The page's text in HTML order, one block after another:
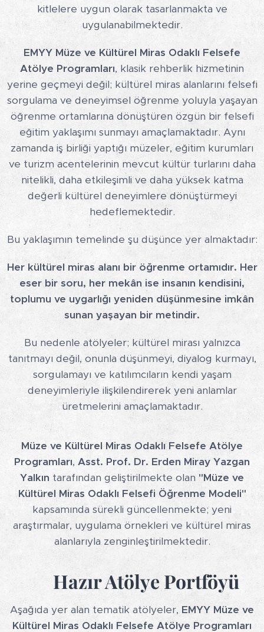
kitlelere uygun olarak tasarlanmakta ve
uygulanabilmektedir.
EMYY Müze ve Kültürel Miras Odaklı Felsefe
Atölye Programları, klasik rehberlik hizmetinin
yerine geçmeyi değil; kültürel miras alanlarını felsefi
sorgulama ve deneyimsel öğrenme yoluyla yaşayan
öğrenme ortamlarına dönüştüren özgün bir felsefi
eğitim yaklaşımı sunmayı amaçlamaktadır. Aynı
zamanda iş birliği yaptığı müzeler, eğitim kurumları
ve turizm acentelerinin mevcut kültür turlarını daha
nitelikli, daha etkileşimli ve daha yüksek katma
değerli kültürel deneyimlere dönüştürmeyi
hedeflemektedir.
Bu yaklaşımın temelinde şu düşünce yer almaktadır:
Her kültürel miras alanı bir öğrenme ortamıdır. Her
eser bir soru, her mekân ise insanın kendisini,
toplumu ve uygarlığı yeniden düşünmesine imkân
sunan yaşayan bir metindir.
Bu nedenle atölyeler; kültürel mirası yalnızca
tanıtmayı değil, onunla düşünmeyi, diyalog kurmayı,
sorgulamayı ve katılımcıların kendi yaşam
deneyimleriyle ilişkilendirerek yeni anlamlar
üretmelerini amaçlamaktadır.
Müze ve Kültürel Miras Odaklı Felsefe Atölye
Programları, Asst. Prof. Dr. Erden Miray Yazgan
Yalkın tarafından geliştirilmekte olan "Müze ve
Kültürel Miras Odaklı Felsefi Öğrenme Modeli"
kapsamında sürekli güncellenmekte; yeni
araştırmalar, uygulama örnekleri ve kültürel miras
alanlarıyla zenginleştirilmektedir.
🏛 Hazır Atölye Portföyü
Aşağıda yer alan tematik atölyeler, EMYY Müze ve
Kültürel Miras Odaklı Felsefe Atölye Programları